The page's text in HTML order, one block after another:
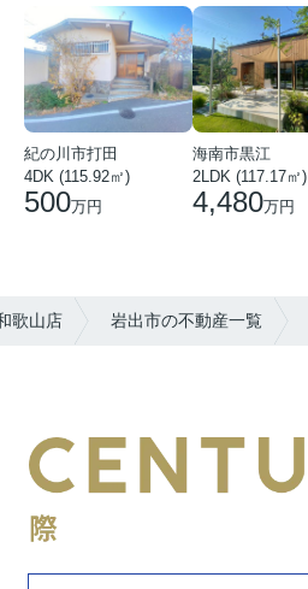
紀の川市打田
4DK (115.92㎡)
500万円
海南市黒江
2LDK (117.17㎡)
4,480万円
歌山店 岩出市の不動産一覧